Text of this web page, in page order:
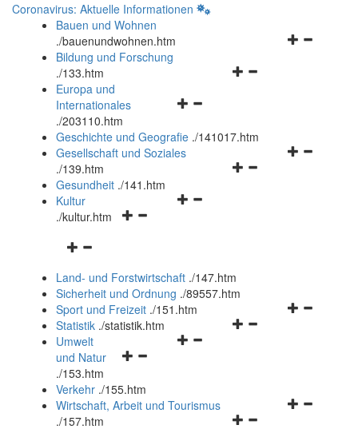
Coronavirus: Aktuelle Informationen
Bauen und Wohnen
./bauenundwohnen.htm
Navigationsmenü
Bildung und Forschung
./133.htm
Navigationsmenü
und
schließen
Europa und
Internationales
./203110.htm
Geschichte und Geografie ./141017.htm
Navigationsmenü
Gesellschaft und Soziales
./139.htm
Navigationsmenü
Gesundheit ./141.htm
Navigationsmenü
Kultur
./kultur.htm
Navigationsmenü
und
schließen
Land- und Forstwirtschaft ./147.htm
Sicherheit und Ordnung ./89557.htm
Navigationsmenü
Sport und Freizeit ./151.htm
Navigationsmenü
Statistik ./statistik.htm
Navigationsmenü
und
schließen
Umwelt
und Natur
./153.htm
Verkehr ./155.htm
Navigationsmenü
Wirtschaft, Arbeit und Tourismus
./157.htm